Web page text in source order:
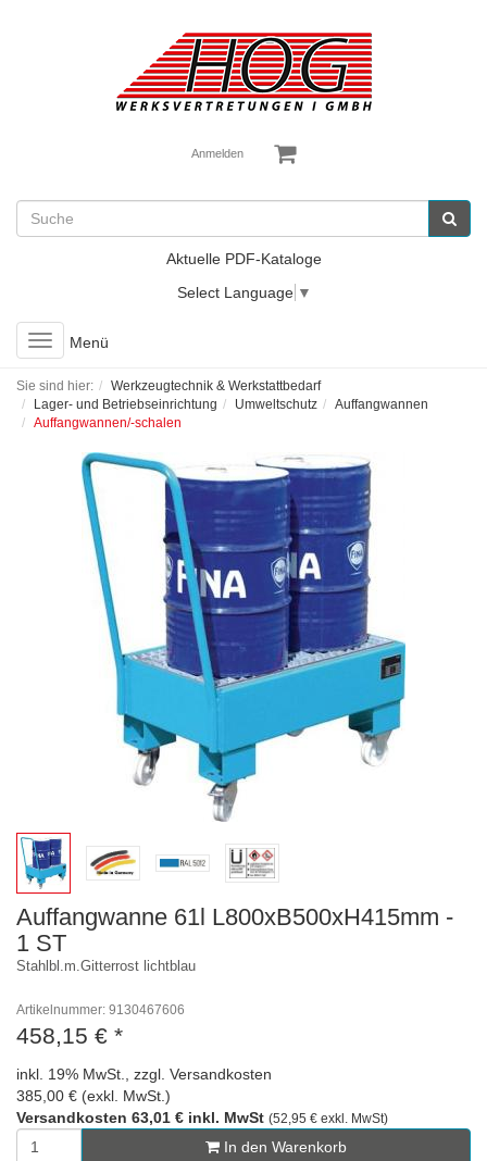
Anmelden
Aktuelle PDF-Kataloge
Select Language ▼
Toggle
navigation
Menü
Sie sind hier:
Werkzeugtechnik & Werkstattbedarf
Lager- und Betriebseinrichtung
Umweltschutz
Auffangwannen
Auffangwannen/-schalen
Auffangwanne 61l L800xB500xH415mm -
1 ST
Stahlbl.m.Gitterrost lichtblau
Artikelnummer: 9130467606
458,15 € *
inkl. 19% MwSt., zzgl. Versandkosten
385,00 € (exkl. MwSt.)
Versandkosten 63,01 € inkl. MwSt (52,95 € exkl. MwSt)
In den Warenkorb